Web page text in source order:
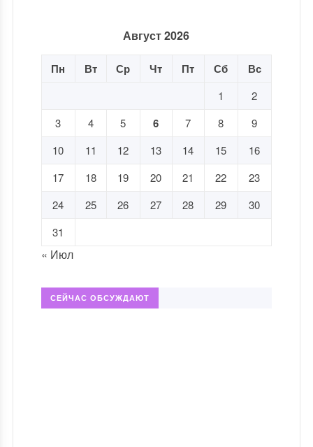
Август 2026
Пн Вт Ср Чт Пт Сб Вс
1
2
3
4 5 6 7 8
9
10
11 12 13 14 15
16
17
18 19 20 21 22
23
24
25 26 27 28 29
30
31
« Июл
СЕЙЧАС ОБСУЖДАЮТ